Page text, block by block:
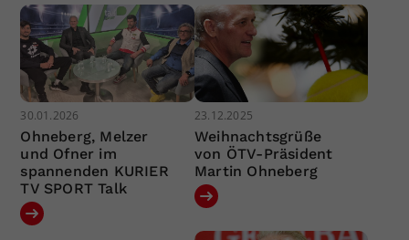
30.01.2026
Ohneberg, Melzer
und Ofner im
spannenden KURIER
TV SPORT Talk
23.12.2025
Weihnachtsgrüße
von ÖTV-Präsident
Martin Ohneberg